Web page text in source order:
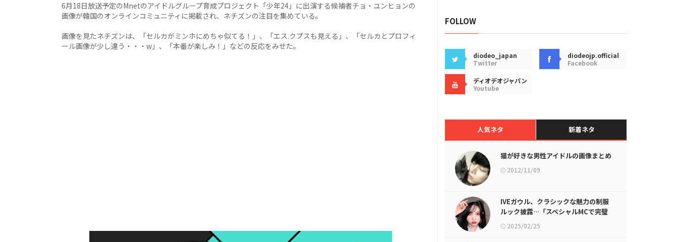
6月18日放送予定のMnetのアイドルグループ育成プロジェクト「少年24」に出演する候補者チョ・ユンヒョンの
画像が韓国のオンラインコミュニティに掲載され、ネチズンの注目を集めている。
画像を見たネチズンは、「セルカがミンホにめちゃ似てる！」、「エス.クプスも見える」、「セルカとプロフィ
ール画像が少し違う・・・w」、「本番が楽しみ！」などの反応をみせた。
FOLLOW
diodeo_japan
Twitter
diodeojp.official
Facebook
ディオデオジャパン
Youtube
人気ネタ 新着ネタ
猫が好きな男性アイドルの画像まとめ
2012/11/09
IVEガウル、クラシックな魅力の制服
ルック披露…「スペシャルMCで完璧
に変身」
2025/02/25